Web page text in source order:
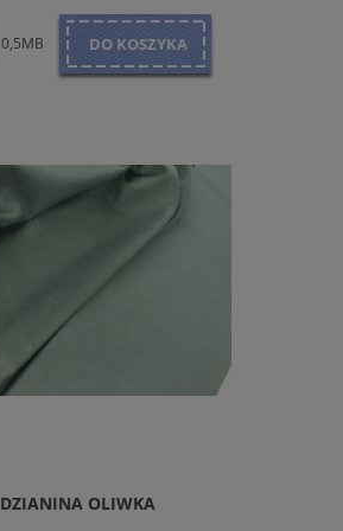
0,5MB DO KOSZYKA
DZIANINA OLIWKA